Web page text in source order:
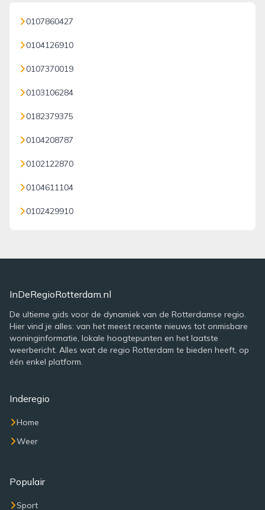
0107860427
0104126910
0107370019
0103106284
0182379375
0104208787
0102122870
0104611104
0102429910
InDeRegioRotterdam.nl
De ultieme gids voor de dynamiek van de Rotterdamse regio.
Hier vind je alles: van het meest recente nieuws tot onmisbare
woninginformatie, lokale hoogtepunten en het laatste
weerbericht. Alles wat de regio Rotterdam te bieden heeft, op
één enkel platform.
Inderegio
Home
Weer
Populair
Sport